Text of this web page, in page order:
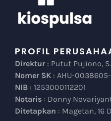
PROFIL
Direktur : Putut Pujiono,
Nomer SK : AHU-
NIB: 1253000112201
Notaris: Donny
Ditetapkan : Magetan, 16